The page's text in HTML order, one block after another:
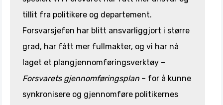
tillit fra politikere og departement.
Forsvarsjefen har blitt ansvarliggjort i større
grad, har fått mer fullmakter, og vi har nå
laget et plangjennomføringsverktøy –
Forsvarets gjennomføringsplan – for å kunne
synkronisere og gjennomføre politikernes